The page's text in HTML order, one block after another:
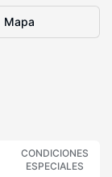
Mapa
CONDICIONES
ESPECIALES